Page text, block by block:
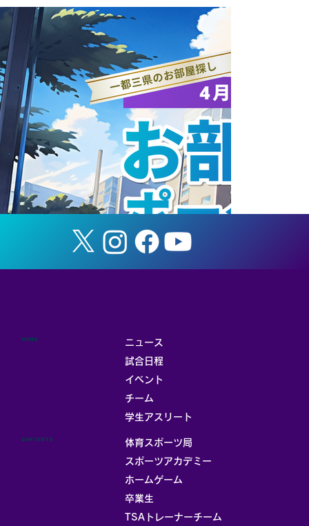
ラストブログ①
ニュース
試合日程
イベント
チーム
学生アスリート
MENU
体育スポーツ局
スポーツアカデミー
ホームゲーム
卒業生
TSAトレーナーチーム
CONTENTS